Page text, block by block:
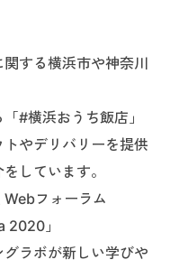
する横浜市や神奈川
#横浜おうち飯店」
やデリバリーを提供
しています。
フォーラム
2020」
ラボが新しい学びや